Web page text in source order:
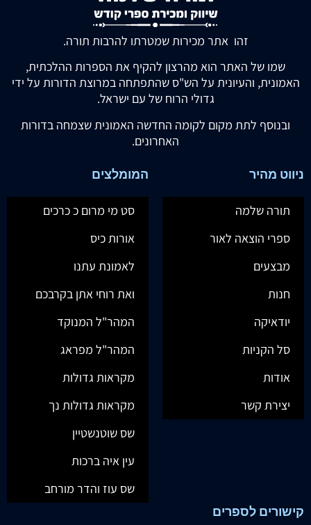
זהו אתר מכירות שמטרתו להרבות תורה.
שמו של האתר הוא מהרצון להקיף את הספרות ההלכתית,
האמונית, והעיונית על הש"ס שהתפתחה במרוצת הדורות על ידי
גדולי הרוח של עם ישראל.
ובנוסף לתת מקום לקומה החדשה האמונית שצמחה בדורות
האחרונים.
ניווט מהיר
תורה שלמה
ספרי הוצאה לאור
מבצעים
חנות
יודאיקה
סל הקניות
אודות
יצירת קשר
המומלצים
סט מי מרום כ כרכים
אורות כיס
לאמונת עתנו
ואת רוחי אתן בקרבכם
המהר"ל המנוקד
המהר"ל מפראג
מקראות גדולות
מקראות גדולות נך
שס שוטנשטיין
עין איה ברכות
שס עוז והדר מורחב
קישורים לספרים